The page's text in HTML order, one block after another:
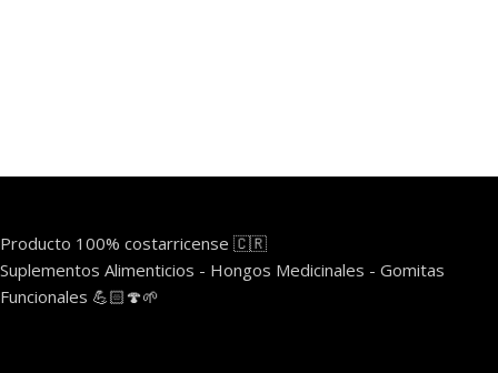
Producto 100% costarricense 🇨🇷
Suplementos Alimenticios - Hongos Medicinales - Gomitas
Funcionales 💪🏻🍄🌱